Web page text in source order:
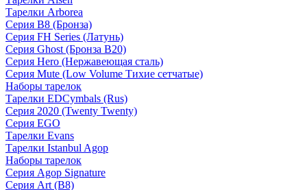
Тарелки Arborea
Серия B8 (Бронза)
Серия FH Series (Латунь)
Серия Ghost (Бронза B20)
Серия Hero (Нержавеющая сталь)
Серия Mute (Low Volume Тихие сетчатые)
Наборы тарелок
Тарелки EDCymbals (Rus)
Серия 2020 (Twenty Twenty)
Серия EGO
Тарелки Evans
Тарелки Istanbul Agop
Наборы тарелок
Серия Agop Signature
Серия Art (B8)